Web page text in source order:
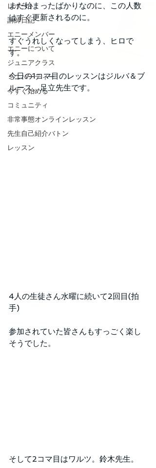
レポート
講師日記
エニーメンバー
エニーについて
ジュニアクラス
ミニパーティー
今すぐ始める
コミュニティ
非常事態オンラインレッスン
先生自己紹介バトン
レッスン
まだ始まったばかりなのに、この人数
はすぐ更新されるのに。
すぐうれしくなってしまう、ヒロで
す。
今日の1コマ目のレッスンはジルバ＆ブ
ルース。足立先生です。
4人の生徒さん水曜に続いて2回目(拍
手)
参加されていた皆さんもすっごく楽し
そうでした。
そして2コマ目はワルツ。鈴木先生。